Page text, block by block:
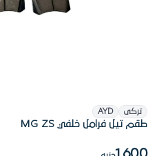
تركى AYD
طقم تيل فرامل خلفي MG ZS